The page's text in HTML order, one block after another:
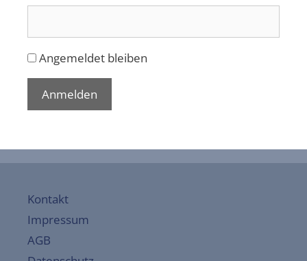
Angemeldet bleiben
Anmelden
Kontakt
Impressum
AGB